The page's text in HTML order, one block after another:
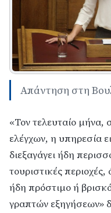
Απάντηση στη
«Τον τελευταίο μήνα,
ελέγχων, η υπηρεσία
διεξαγάγει ήδη
τουριστικές
ήδη πρόστιμο ή
γραπτών εξηγήσεων»